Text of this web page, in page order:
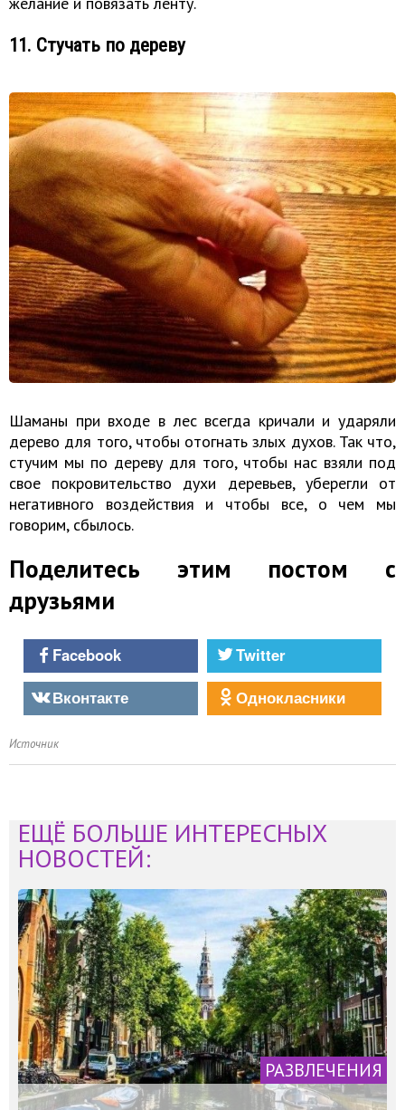
11. Стучать по дереву
Шаманы при входе в лес всегда кричали и ударяли
дерево для того, чтобы отогнать злых духов. Так что,
стучим мы по дереву для того, чтобы нас взяли под
свое покровительство духи деревьев, уберегли от
негативного воздействия и чтобы все, о чем мы
говорим, сбылось.
Поделитесь этим постом с
друзьями
Facebook
Twitter
Вконтакте
Однокласники
Источник
ЕЩЁ БОЛЬШЕ ИНТЕРЕСНЫХ
НОВОСТЕЙ:
РАЗВЛЕЧЕНИЯ